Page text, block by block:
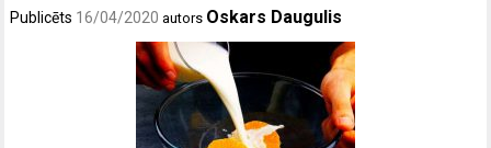
Publicēts 16/04/2020 autors Oskars Daugulis